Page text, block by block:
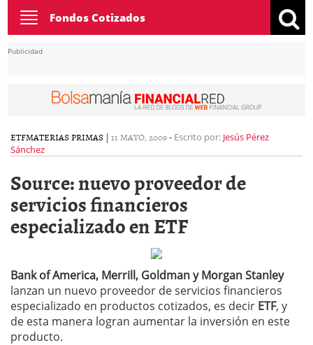
Toggle
navigation
Fondos Cotizados
Publicidad
ETFMATERIAS PRIMAS | 11 MAYO, 2009- Escrito por: Jesús Pérez
Sánchez
Source: nuevo proveedor de
servicios financieros
especializado en ETF
Bank of America, Merrill, Goldman y Morgan Stanley
lanzan un nuevo proveedor de servicios financieros
especializado en productos cotizados, es decir ETF, y
de esta manera logran aumentar la inversión en este
producto.